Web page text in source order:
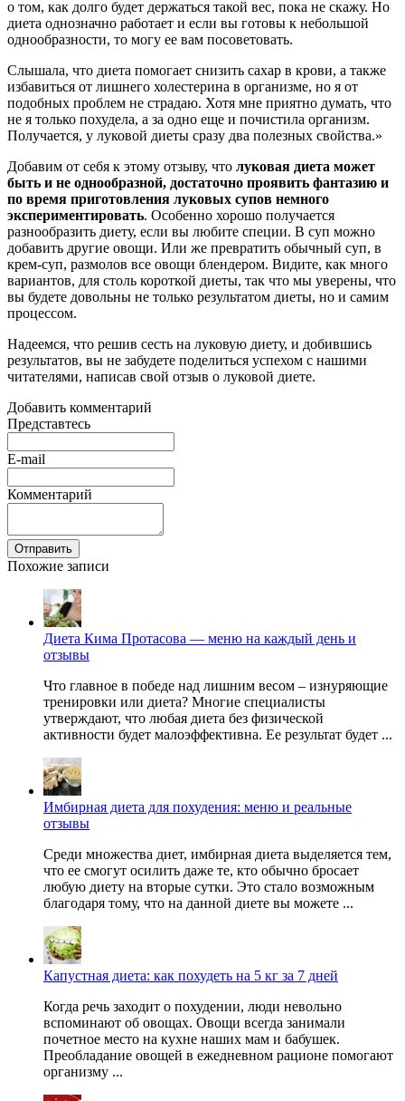
о том, как долго будет держаться такой вес, пока не скажу. Но
диета однозначно работает и если вы готовы к небольшой
однообразности, то могу ее вам посоветовать.
Слышала, что диета помогает снизить сахар в крови, а также
избавиться от лишнего холестерина в организме, но я от
подобных проблем не страдаю. Хотя мне приятно думать, что
не я только похудела, а за одно еще и почистила организм.
Получается, у луковой диеты сразу два полезных свойства.»
Добавим от себя к этому отзыву, что луковая диета может
быть и не однообразной, достаточно проявить фантазию и
по время приготовления луковых супов немного
экспериментировать. Особенно хорошо получается
разнообразить диету, если вы любите специи. В суп можно
добавить другие овощи. Или же превратить обычный суп, в
крем-суп, размолов все овощи блендером. Видите, как много
вариантов, для столь короткой диеты, так что мы уверены, что
вы будете довольны не только результатом диеты, но и самим
процессом.
Надеемся, что решив сесть на луковую диету, и добившись
результатов, вы не забудете поделиться успехом с нашими
читателями, написав свой отзыв о луковой диете.
Добавить комментарий
Представтесь
E-mail
Комментарий
Отправить
Похожие записи
Диета Кима Протасова — меню на каждый день и
отзывы
Что главное в победе над лишним весом – изнуряющие
тренировки или диета? Многие специалисты
утверждают, что любая диета без физической
активности будет малоэффективна. Ее результат будет ...
Имбирная диета для похудения: меню и реальные
отзывы
Среди множества диет, имбирная диета выделяется тем,
что ее смогут осилить даже те, кто обычно бросает
любую диету на вторые сутки. Это стало возможным
благодаря тому, что на данной диете вы можете ...
Капустная диета: как похудеть на 5 кг за 7 дней
Когда речь заходит о похудении, люди невольно
вспоминают об овощах. Овощи всегда занимали
почетное место на кухне наших мам и бабушек.
Преобладание овощей в ежедневном рационе помогают
организму ...